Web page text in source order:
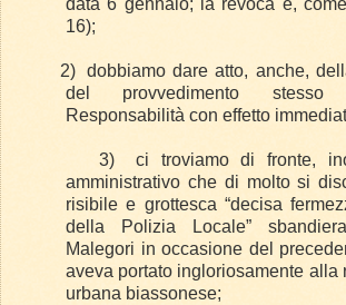
data 6 gennaio; la revoca è,
16);
2)
dobbiamo dare atto, anche,
del provvedimento
Responsabilità con effetto
3)
ci troviamo di fronte,
amministrativo che di molto si
risibile e grottesca “decisa
della Polizia Locale”
Malegori in occasione del
aveva portato ingloriosamente alla
urbana biassonese;